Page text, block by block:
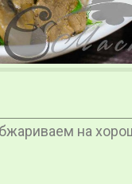
на